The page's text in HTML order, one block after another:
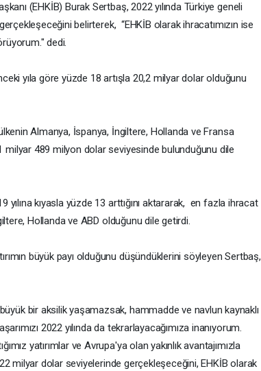
(EHKİB) Burak Sertbaş, 2022 yılında Türkiye geneli
belirterek, “EHKİB olarak ihracatımızın ise
dedi.
yıla göre yüzde 18 artışla 20,2 milyar dolar olduğunu
Almanya, İspanya, İngiltere, Hollanda ve Fransa
milyar 489 milyon dolar seviyesinde bulunduğunu dile
yılına kıyasla yüzde 13 arttığını aktararak, en fazla ihracat
Hollanda ve ABD olduğunu dile getirdi.
büyük payı olduğunu düşündüklerini söyleyen Sertbaş,
bir aksilik yaşamazsak, hammadde ve navlun kaynaklı
2022 yılında da tekrarlayacağımıza inanıyorum.
yatırımlar ve Avrupa'ya olan yakınlık avantajımızla
22 milyar dolar seviyelerinde gerçekleşeceğini, EHKİB olarak